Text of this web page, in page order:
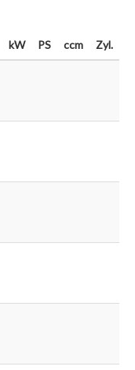
kW PS ccm Zyl.